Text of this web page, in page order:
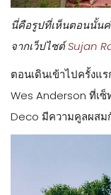
นี่คือรูปที่เห็นตอนนั้น
จากเว็ปไซต์Sujan
ตอนเดินเข้าไปครั้งแ
Wes Anderson ที่เซ็
Deco มีความคูลผสม